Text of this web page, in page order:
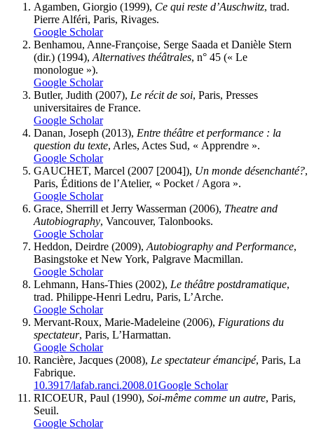
Agamben, Giorgio (1999), Ce qui reste d’Auschwitz, trad.
Pierre Alféri, Paris, Rivages.
Google Scholar
Benhamou, Anne-Françoise, Serge Saada et Danièle Stern
(dir.) (1994), Alternatives théâtrales, n° 45 (« Le
monologue »).
Google Scholar
Butler, Judith (2007), Le récit de soi, Paris, Presses
universitaires de France.
Google Scholar
Danan, Joseph (2013), Entre théâtre et performance : la
question du texte, Arles, Actes Sud, « Apprendre ».
Google Scholar
GAUCHET, Marcel (2007 [2004]), Un monde désenchanté?,
Paris, Éditions de l’Atelier, « Pocket / Agora ».
Google Scholar
Grace, Sherrill et Jerry Wasserman (2006), Theatre and
Autobiography, Vancouver, Talonbooks.
Google Scholar
Heddon, Deirdre (2009), Autobiography and Performance,
Basingstoke et New York, Palgrave Macmillan.
Google Scholar
Lehmann, Hans-Thies (2002), Le théâtre postdramatique,
trad. Philippe-Henri Ledru, Paris, L’Arche.
Google Scholar
Mervant-Roux, Marie-Madeleine (2006), Figurations du
spectateur, Paris, L’Harmattan.
Google Scholar
Rancière, Jacques (2008), Le spectateur émancipé, Paris, La
Fabrique.
10.3917/lafab.ranci.2008.01Google Scholar
RICOEUR, Paul (1990), Soi-même comme un autre, Paris,
Seuil.
Google Scholar